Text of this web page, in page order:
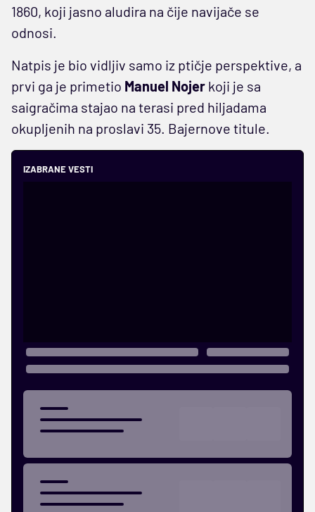
1860, koji jasno aludira na čije navijače se
odnosi.
Natpis je bio vidljiv samo iz ptičje perspektive, a
prvi ga je primetio Manuel Nojer koji je sa
saigračima stajao na terasi pred hiljadama
okupljenih na proslavi 35. Bajernove titule.
IZABRANE VESTI